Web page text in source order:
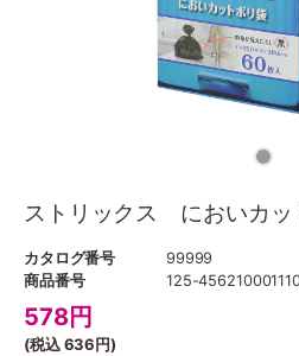
ストリックス においカ
カタログ番号
99999
商品番号
125-
578円
(税込636円)